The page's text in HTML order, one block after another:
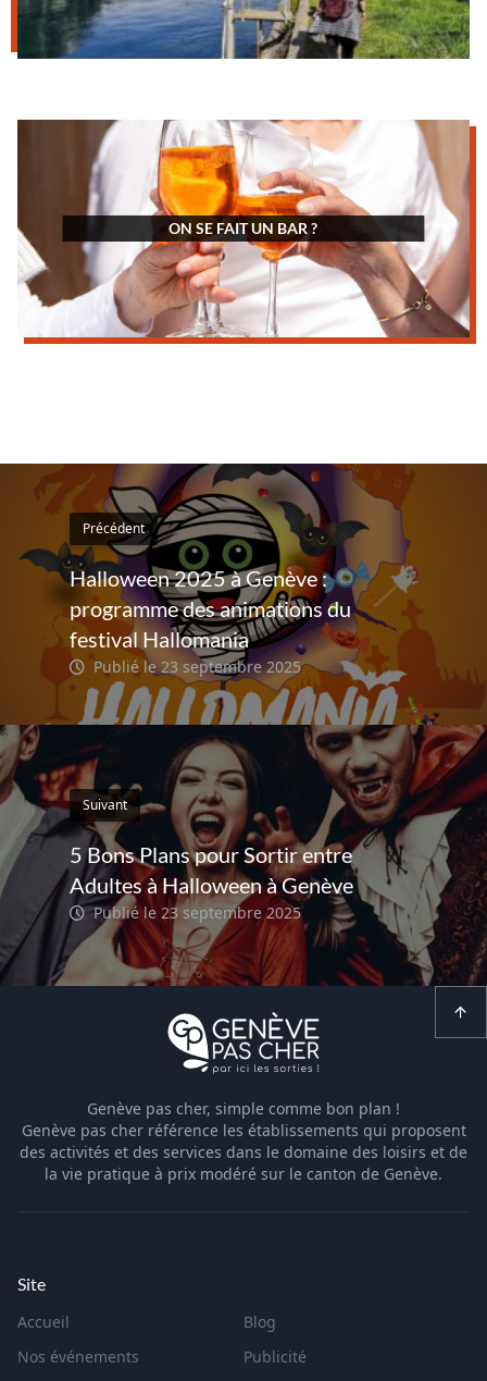
ON SE FAIT UN BAR ?
Précédent
Halloween 2025 à Genève :
programme des animations du
festival Hallomania
Publié le 23 septembre 2025
Suivant
5 Bons Plans pour Sortir entre
Adultes à Halloween à Genève
Publié le 23 septembre 2025
Genève pas cher, simple comme bon plan !
Genève pas cher référence les établissements qui proposent
des activités et des services dans le domaine des loisirs et de
la vie pratique à prix modéré sur le canton de Genève.
Site
Accueil
Blog
Nos événements
Publicité